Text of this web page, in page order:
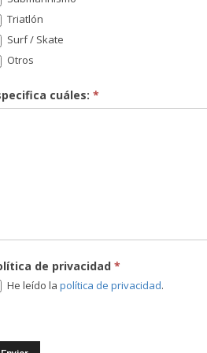
Triatlón
Surf / Skate
Otros
cuáles: *
de privacidad *
He leído la política de privacidad.